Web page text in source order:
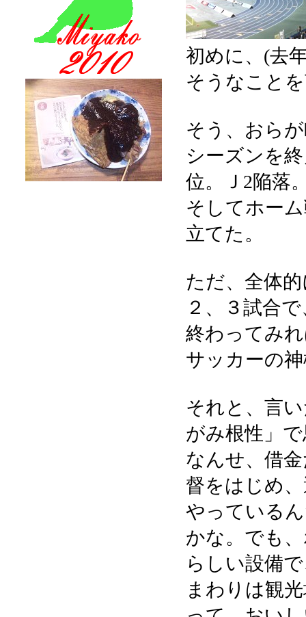
初めに、(去
そうなこと
そう、おら
シーズンを
位。Ｊ2陥落
そしてホー
立てた。
ただ、全体
２、３試合
終わってみ
サッカーの
それと、言
がみ根性」
なんせ、借
督をはじめ
やっている
かな。でも
らしい設備
まわりは観